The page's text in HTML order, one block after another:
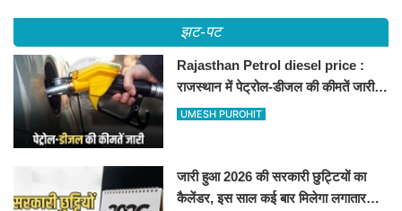
झट-पट
Rajasthan Petrol diesel price :
राजस्थान में पेट्रोल-डीजल की कीमतें जारी,
जानिए बीकानेर समेत पुरे प्रदेश में नए रेट
UMESH PUROHIT
जारी हुआ 2026 की सरकारी छुट्टियों का
कैलेंडर, इस साल कई बार मिलेगा लगातार